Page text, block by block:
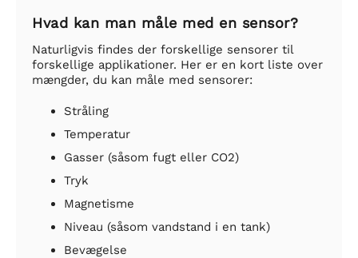
Hvad kan man måle med en sensor?
Naturligvis findes der forskellige sensorer til
forskellige applikationer. Her er en kort liste over
mængder, du kan måle med sensorer:
Stråling
Temperatur
Gasser (såsom fugt eller CO2)
Tryk
Magnetisme
Niveau (såsom vandstand i en tank)
Bevægelse